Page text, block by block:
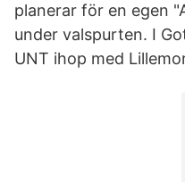
planerar för en egen
under valspurten. I
UNT ihop med